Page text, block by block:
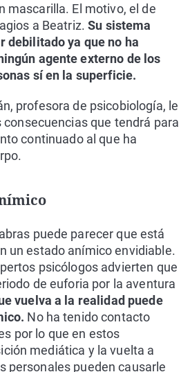
mascarilla. El motivo, el de
a Beatriz. Su sistema
debilitado ya que no ha
agente externo de los
sí en la superficie.
profesora de psicobiología, le
que tendrá para
continuado al que ha
puede parecer que está
un estado anímico envidiable.
psicólogos advierten que
de euforia por la aventura
vuelva a la realidad puede
No ha tenido contacto
por lo que en estos
mediática y la vuelta a
personales pueden causarle